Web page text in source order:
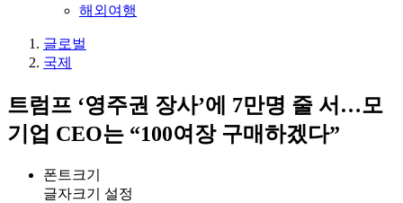
해외여행
글로벌
국제
트럼프 ‘영주권 장사’에 7만명 줄 서…모
기업 CEO는 “100여장 구매하겠다”
폰트크기
글자크기 설정